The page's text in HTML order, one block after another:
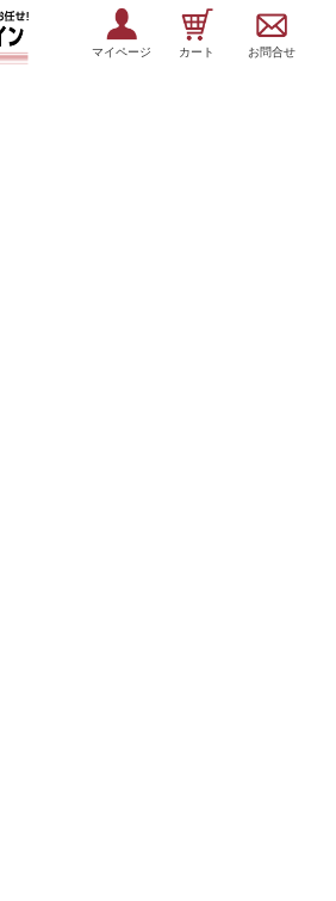
マイページ カート お問合せ